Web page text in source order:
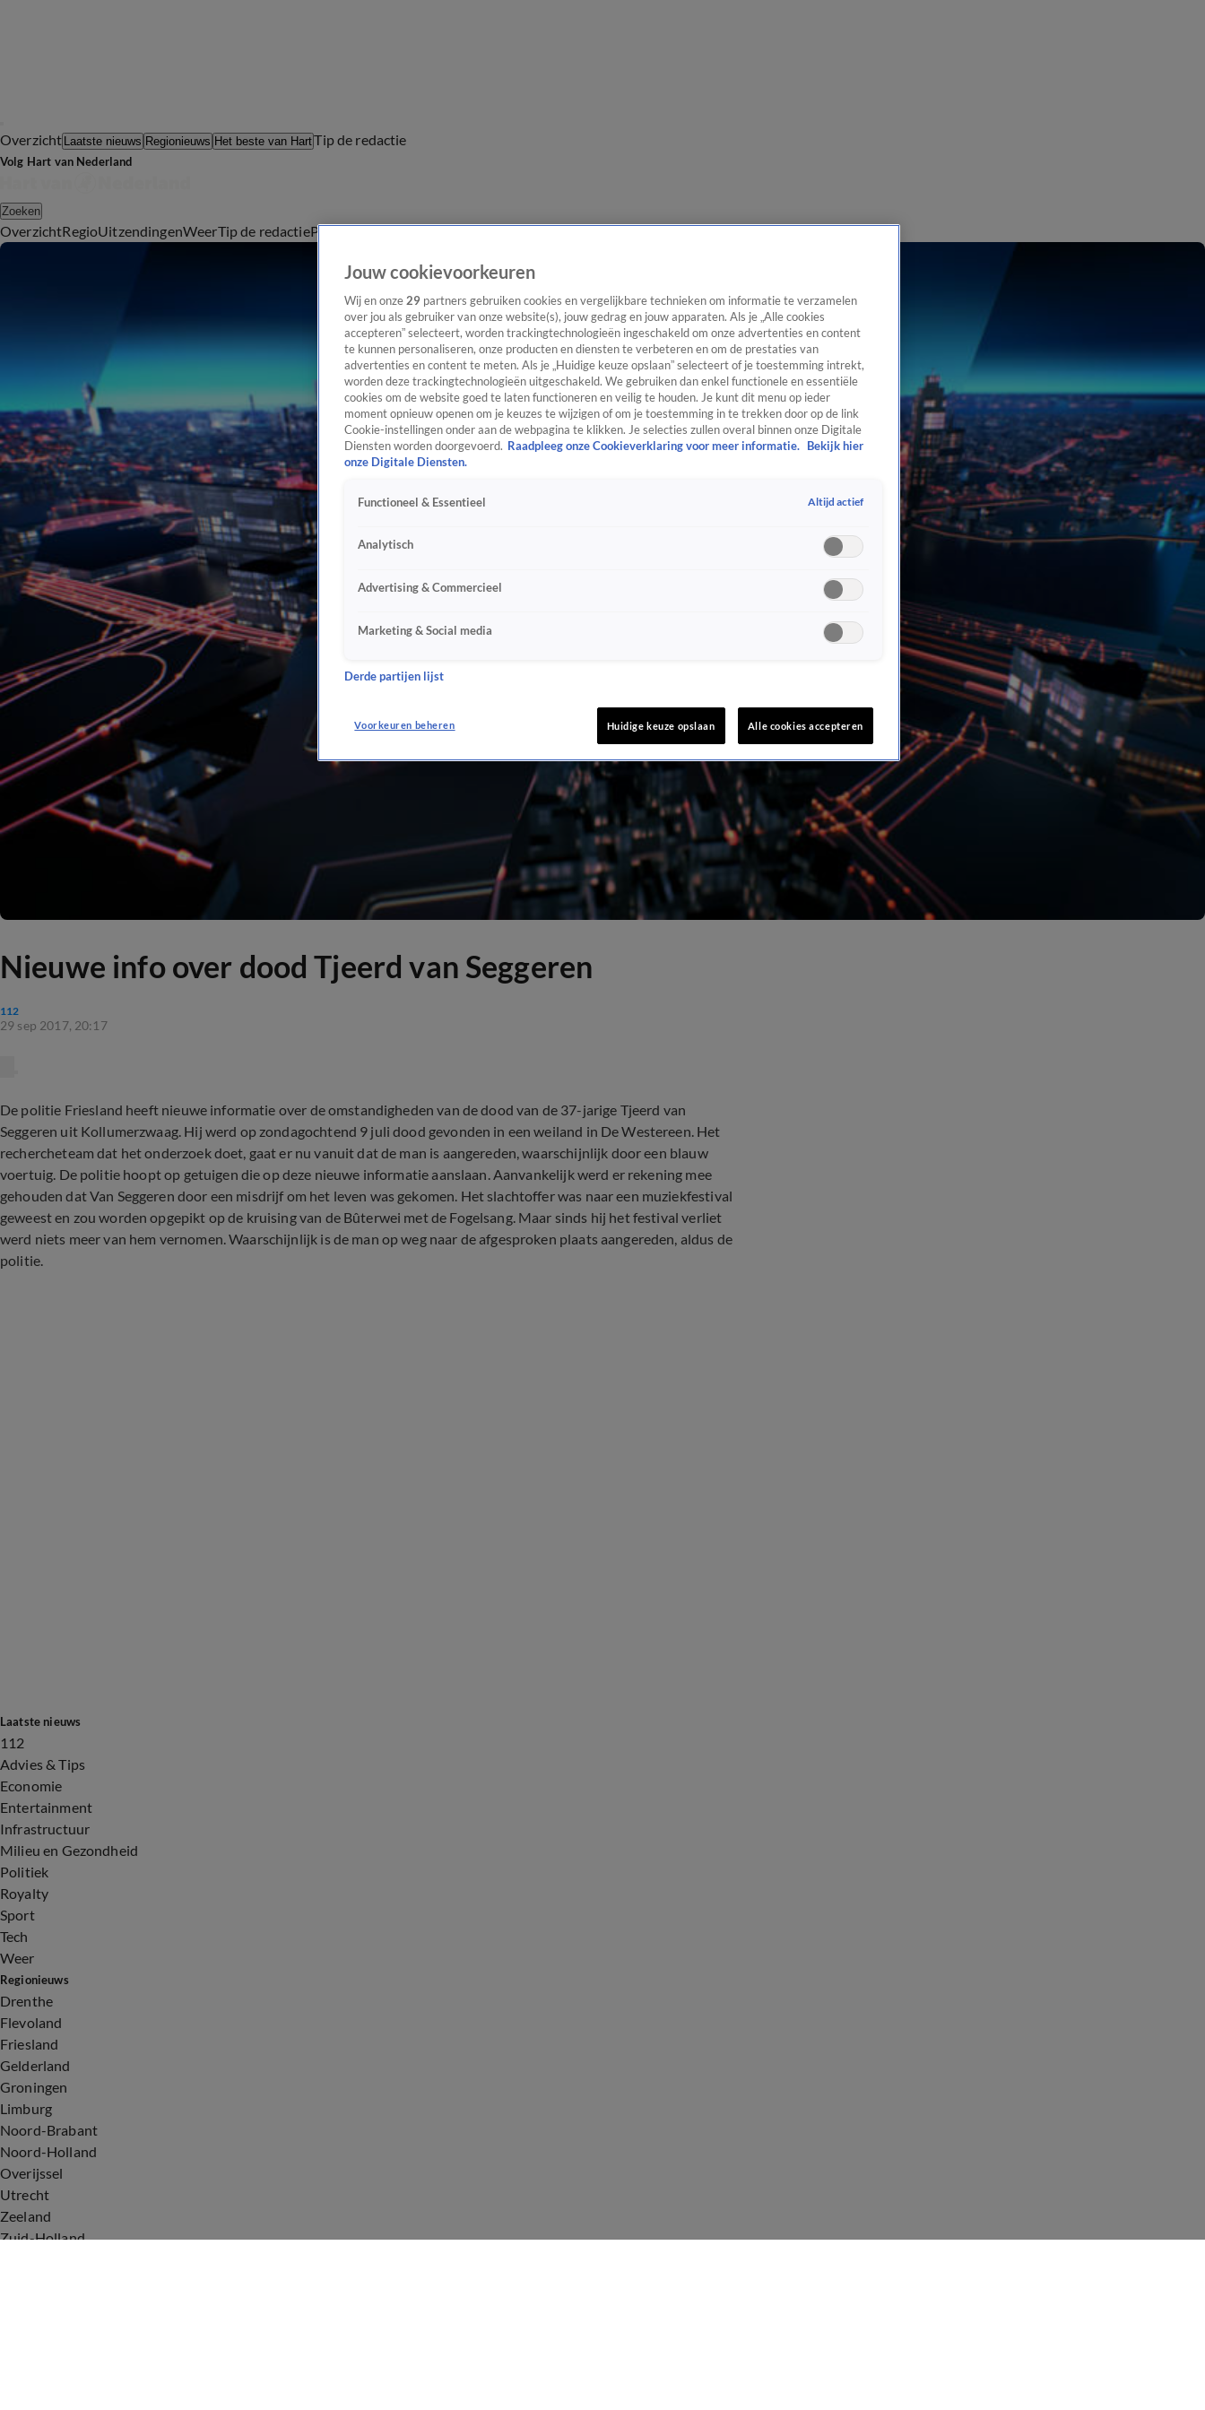
Overzicht Laatste nieuws Regionieuws Het beste van HartTip de redactie
Volg Hart van Nederland
Zoeken
OverzichtRegioUitzendingenWeerTip de redactiePanelVideo's
Nieuwe info over dood Tjeerd van Seggeren
112
29 sep 2017, 20:17
De politie Friesland heeft nieuwe informatie over de omstandigheden van de dood van de 37-jarige Tjeerd van
Seggeren uit Kollumerzwaag. Hij werd op zondagochtend 9 juli dood gevonden in een weiland in De Westereen. Het
rechercheteam dat het onderzoek doet, gaat er nu vanuit dat de man is aangereden, waarschijnlijk door een blauw
voertuig. De politie hoopt op getuigen die op deze nieuwe informatie aanslaan. Aanvankelijk werd er rekening mee
gehouden dat Van Seggeren door een misdrijf om het leven was gekomen. Het slachtoffer was naar een muziekfestival
geweest en zou worden opgepikt op de kruising van de Bûterwei met de Fogelsang. Maar sinds hij het festival verliet
werd niets meer van hem vernomen. Waarschijnlijk is de man op weg naar de afgesproken plaats aangereden, aldus de
politie.
Laatste nieuws
112
Advies & Tips
Economie
Entertainment
Infrastructuur
Milieu en Gezondheid
Politiek
Royalty
Sport
Tech
Weer
Regionieuws
Drenthe
Flevoland
Friesland
Gelderland
Groningen
Limburg
Noord-Brabant
Noord-Holland
Overijssel
Utrecht
Zeeland
Zuid-Holland
Jouw cookievoorkeuren
Wij en onze 29 partners gebruiken cookies en vergelijkbare technieken om informatie te verzamelen
over jou als gebruiker van onze website(s), jouw gedrag en jouw apparaten. Als je „Alle cookies
accepteren” selecteert, worden trackingtechnologieën ingeschakeld om onze advertenties en content
te kunnen personaliseren, onze producten en diensten te verbeteren en om de prestaties van
advertenties en content te meten. Als je „Huidige keuze opslaan” selecteert of je toestemming intrekt,
worden deze trackingtechnologieën uitgeschakeld. We gebruiken dan enkel functionele en essentiële
cookies om de website goed te laten functioneren en veilig te houden. Je kunt dit menu op ieder
moment opnieuw openen om je keuzes te wijzigen of om je toestemming in te trekken door op de link
Cookie-instellingen onder aan de webpagina te klikken. Je selecties zullen overal binnen onze Digitale
Diensten worden doorgevoerd. Raadpleeg onze Cookieverklaring voor meer informatie.
Bekijk hier
onze Digitale Diensten.
Functioneel & Essentieel Altijd actief
Analytisch
Advertising & Commercieel
Marketing & Social media
Derde partijen lijst
Voorkeuren beheren Huidige keuze opslaan Alle cookies accepteren